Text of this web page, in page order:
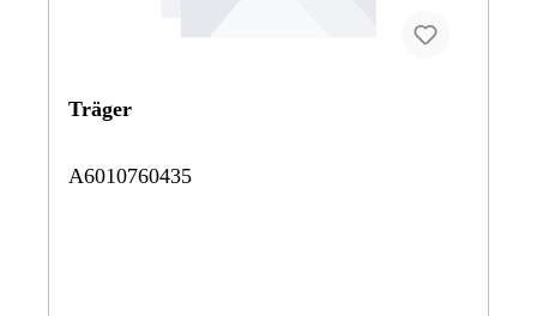
Träger
A6010760435